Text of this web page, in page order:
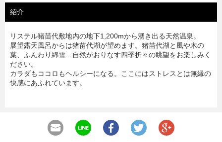
紹介
リステル猪苗代敷地内の地下1,200mから湧き出る天然温泉。
展望露天風呂からは猪苗代湖が望めます。猪苗代湖と風や木の
葉、ふんわり綿雪…自然がおりなす四季折々の眺望をお楽しみく
ださい。
カラダもココロもヘルシーになる。ここにはストレスとは無縁の
快感にあふれています。